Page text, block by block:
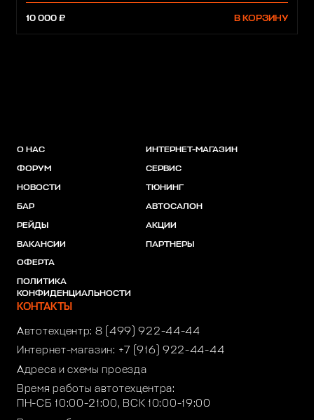
10 000 ₽ В КОРЗИНУ
О НАС
ФОРУМ
НОВОСТИ
БАР
РЕЙДЫ
ВАКАНСИИ
ОФЕРТА
ПОЛИТИКА
КОНФИДЕНЦИАЛЬНОСТИ
ИНТЕРНЕТ-МАГАЗИН
СЕРВИС
ТЮНИНГ
АВТОСАЛОН
АКЦИИ
ПАРТНЕРЫ
КОНТАКТЫ
Автотехцентр: 8 (499) 922-44-44
Интернет-магазин: +7 (916) 922-44-44
Адреса и схемы проезда
Время работы автотехцентра:
ПН-СБ 10:00-21:00, ВСК 10:00-19:00